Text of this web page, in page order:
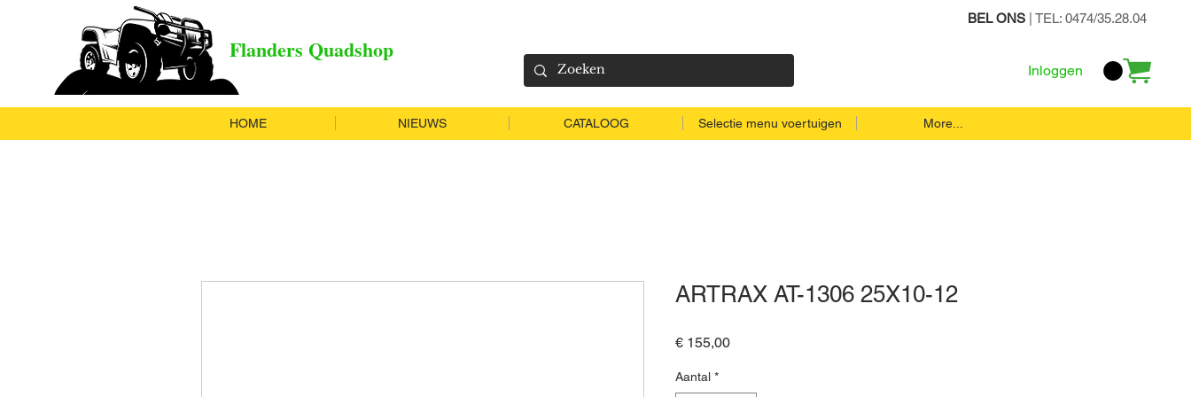
Flanders Quadshop
BEL ONS | TEL: 0474/35.28.04
Inloggen
HOME NIEUWS CATALOOG Selectie menu voertuigen More...
ARTRAX AT-1306 25X10-12
€ 155,00Prijs
Aantal *